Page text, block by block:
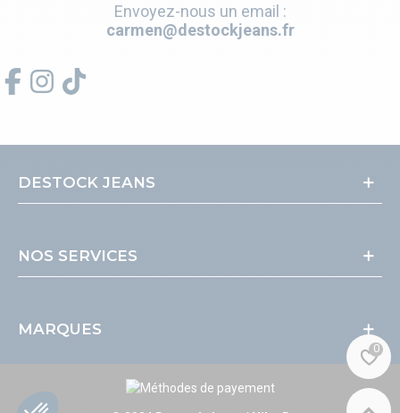
Envoyez-nous un email :
carmen@destockjeans.fr
DESTOCK JEANS
NOS SERVICES
MARQUES
0